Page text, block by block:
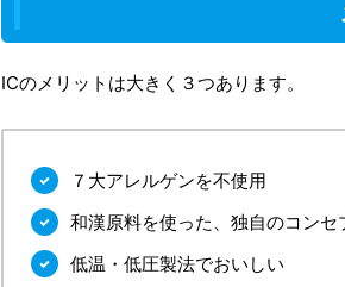
ICのメリットは大きく３つあります。
７大アレルゲンを不使用
和漢原料を使った、独自のコンセ
低温・低圧製法でおいしい